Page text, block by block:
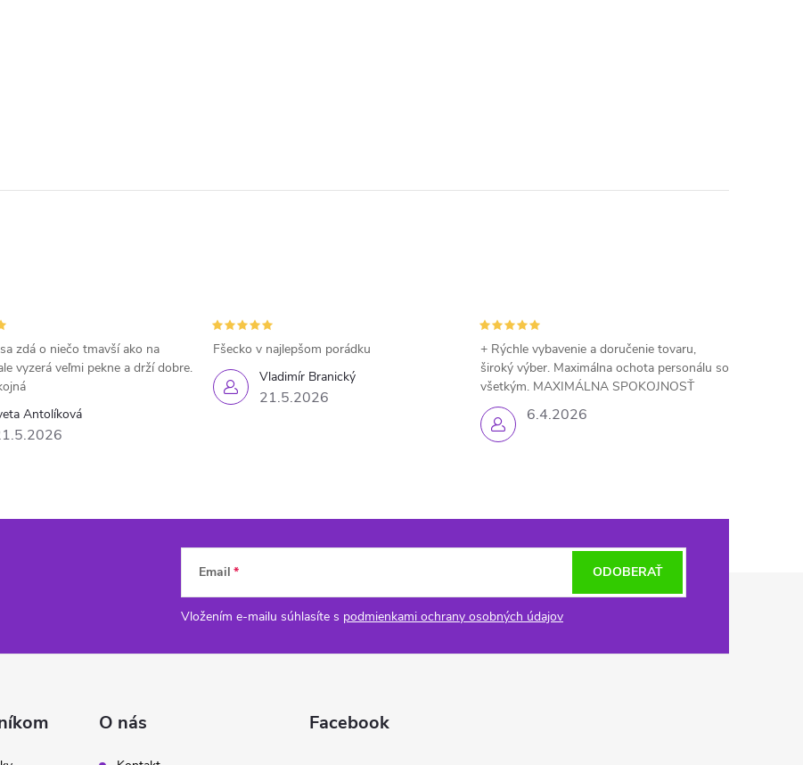
Antolíková
zdá o niečo tmavší ako na
vyzerá veľmi pekne a drží dobre.
Vladimír Branický
21.5.2026
Fšecko v najlepšom porádku
6.4.2026
+ Rýchle vybavenie a doručenie tovaru,
široký výber. Maximálna ochota personálu so
všetkým. MAXIMÁLNA SPOKOJNOSŤ
Email
Vložením e-mailu súhlasíte s podmienkami ochrany osobných údajov
ODOBERAŤ
O nás Facebook